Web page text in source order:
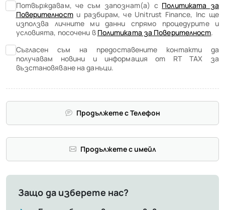
Потвърждавам, че съм запознат(а) с Политиката за
Поверителности разбирам, че Unitrust Finance, Inc ще
използва личните ми данни спрямо процедурите и
условията, посочени в Политиката за Поверителност.
Съгласен съм на предоставените контакти да
получавам новини и информация от RT TAX за
възстановяване на данъци.
Продължете с Телефон
Продължете с имейл
Защо да изберете нас?